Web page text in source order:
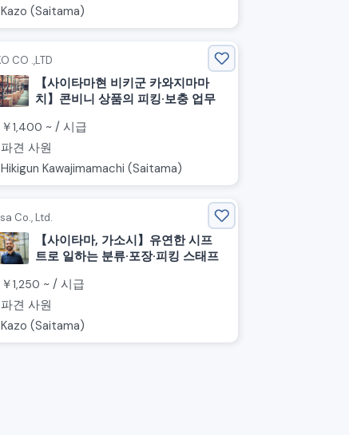
Kazo (Saitama)
CO .,LTD
【사이타마현 비키군 카와지마마
치】콘비니 상품의 피킹·보충 업무
￥1,400 ~ /시급
파견 사원
Hikigun Kawajimamachi (Saitama)
Co., Ltd.
【사이타마, 가소시】유연한 시프
트로 일하는 분류·포장·피킹 스태프
￥1,250 ~ /시급
파견 사원
Kazo (Saitama)